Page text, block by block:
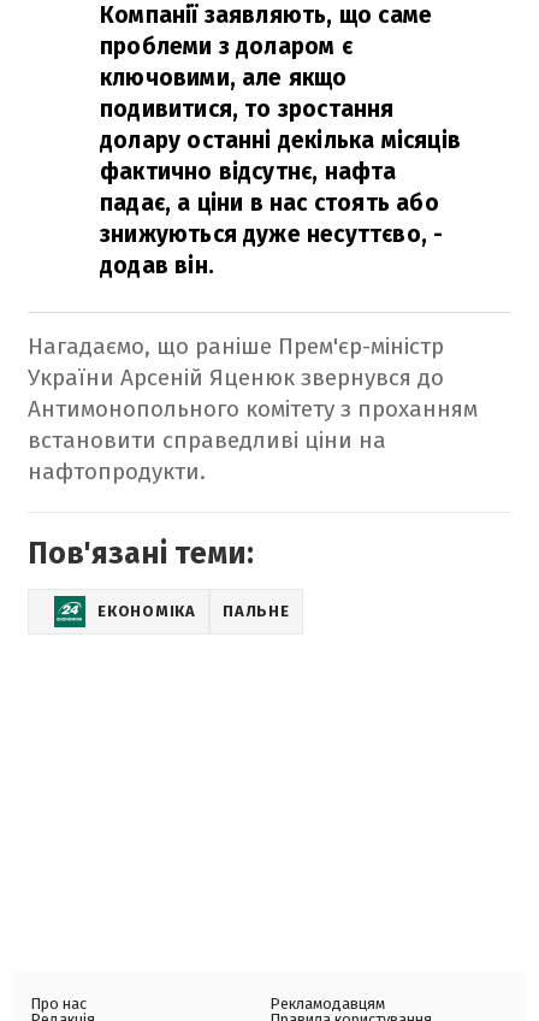
Компанії заявляють, що саме
проблеми з доларом є
ключовими, але якщо
подивитися, то зростання
долару останні декілька місяців
фактично відсутнє, нафта
падає, а ціни в нас стоять або
знижуються дуже несуттєво, -
додав він.
Нагадаємо, що раніше Прем'єр-міністр
України Арсеній Яценюк звернувся до
Антимонопольного комітету з проханням
встановити справедливі ціни на
нафтопродукти.
Пов'язані теми:
ЕКОНОМІКА ПАЛЬНЕ
Про нас
Рекламодавцям